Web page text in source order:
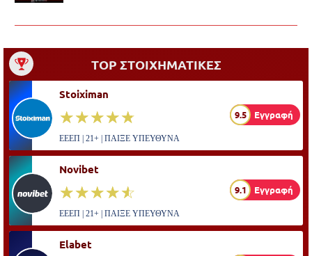
TOP ΣΤΟΙΧΗΜΑΤΙΚΕΣ
Stoiximan
☆☆☆☆☆
★★★★★ 9.5 Εγγραφή
ΕΕΕΠ | 21+ | ΠΑΙΞΕ ΥΠΕΥΘΥΝΑ
Novibet
☆☆☆☆☆
★★★★★ 9.1 Εγγραφή
ΕΕΕΠ | 21+ | ΠΑΙΞΕ ΥΠΕΥΘΥΝΑ
Elabet